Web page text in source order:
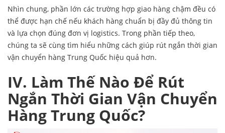
Nhìn chung, phần lớn các trường hợp giao hàng chậm đều có
thể được hạn chế nếu khách hàng chuẩn bị đầy đủ thông tin
và lựa chọn đúng đơn vị logistics. Trong phần tiếp theo,
chúng ta sẽ cùng tìm hiểu những cách giúp rút ngắn thời gian
vận chuyển hàng Trung Quốc hiệu quả hơn.
IV. Làm Thế Nào Để Rút
Ngắn Thời Gian Vận Chuyển
Hàng Trung Quốc?